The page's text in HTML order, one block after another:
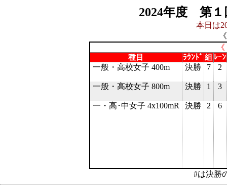
2024年度 第１
本日は
種目 ﾗｳﾝﾄﾞ 組 ﾚｰﾝ
一般・高校女子 400m 決勝 7 2
一般・高校女子 800m 決勝 1 3
一・高･中女子 4x100mR 決勝 2 6
#は決勝